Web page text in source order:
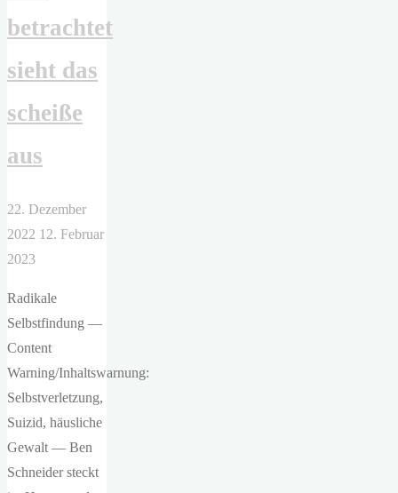
betrachtet
sieht das
scheiße
aus
22. Dezember
2022 12. Februar
2023
Radikale
Selbstfindung —
Content
Warning/Inhaltswarnung:
Selbstverletzung,
Suizid, häusliche
Gewalt — Ben
Schneider steckt